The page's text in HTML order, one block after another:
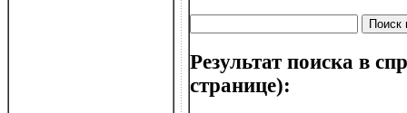
Результат поиска в
странице):